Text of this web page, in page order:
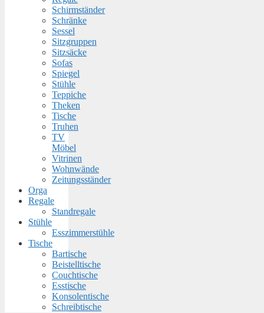
Schirmständer
Schränke
Sessel
Sitzgruppen
Sitzsäcke
Sofas
Spiegel
Stühle
Teppiche
Theken
Tische
Truhen
TV
Möbel
Vitrinen
Wohnwände
Zeitungsständer
Orga
Regale
Standregale
Stühle
Esszimmerstühle
Tische
Bartische
Beistelltische
Couchtische
Esstische
Konsolentische
Schreibtische